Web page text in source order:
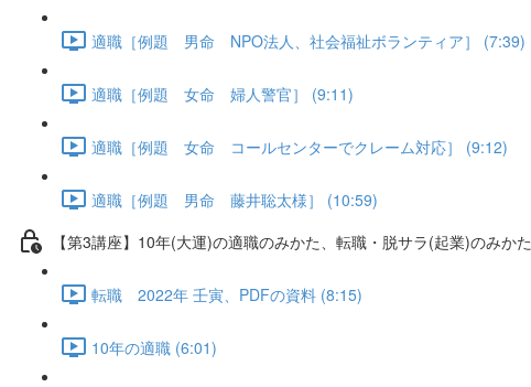
適職［例題 男命 NPO法人、社会福祉ボランティア］ (7:39)
適職［例題 女命 婦人警官］ (9:11)
適職［例題 女命 コールセンターでクレーム対応］ (9:12)
適職［例題 男命 藤井聡太様］ (10:59)
【第3講座】10年(大運)の適職のみかた、転職・脱サラ(起業)のみかた
転職 2022年 壬寅、PDFの資料 (8:15)
10年の適職 (6:01)